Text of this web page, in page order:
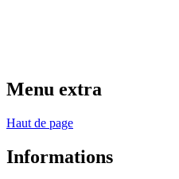
Menu extra
Haut de page
Informations